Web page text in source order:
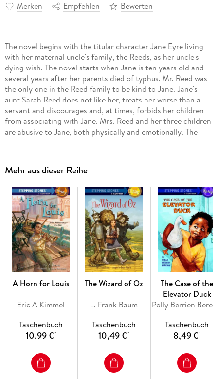
Merken Empfehlen Bewerten
The novel begins with the titular character Jane Eyre living
with her maternal uncle's family, the Reeds, as her uncle's
dying wish. The novel starts when Jane is ten years old and
several years after her parents died of typhus. Mr. Reed was
the only one in the Reed family to be kind to Jane. Jane's
aunt Sarah Reed does not like her, treats her worse than a
servant and discourages and, at times, forbids her children
from associating with Jane. Mrs. Reed and her three children
are abusive to Jane, both physically and emotionally. The
only a doll and occasionally books in which to find solace.
One day, Jane is locked in the red room, where her uncle
died, and panics after seeing visions of him. She is finally
rescued when she is allowed to attend Lowood School for
Girls...
Get Your Copy Now.
Mehr aus dieser Reihe
A Horn for Louis
Eric A Kimmel
Taschenbuch
10,99 €*
The Wizard of Oz
L. Frank Baum
Taschenbuch
10,49 €*
The Case of the
Elevator Duck
Taschenbuch
8,49 €*